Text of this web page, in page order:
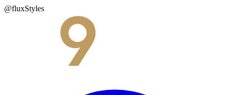
@fluxStyles